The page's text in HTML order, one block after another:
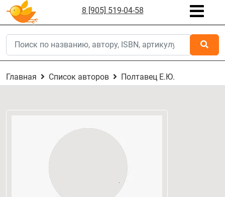
8 [905] 519-04-58
Главная Список авторов Полтавец Е.Ю.